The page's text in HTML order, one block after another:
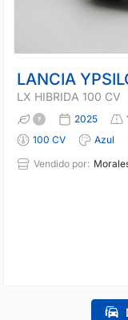
LANCIA
LX HIBRIDA 100 CV
2025
100 CV
Azul
Vendido por: